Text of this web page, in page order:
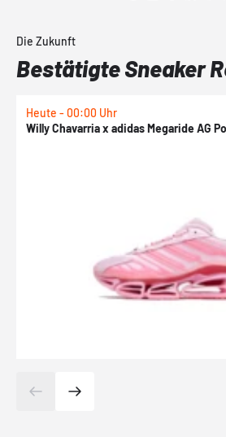
Die Zukunft
Bestätigte Sneaker
Heute - 00:00 Uhr
Willy Chavarria x adidas Megaride AG